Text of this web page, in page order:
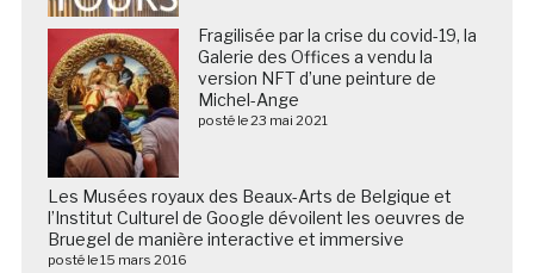
Fragilisée par la crise du covid-19, la
Galerie des Offices a vendu la
version NFT d’une peinture de
Michel-Ange
posté le 23 mai 2021
Les Musées royaux des Beaux-Arts de Belgique et
l’Institut Culturel de Google dévoilent les oeuvres de
Bruegel de manière interactive et immersive
posté le 15 mars 2016